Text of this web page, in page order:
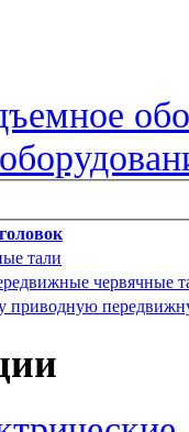
тали
червячные
приводную